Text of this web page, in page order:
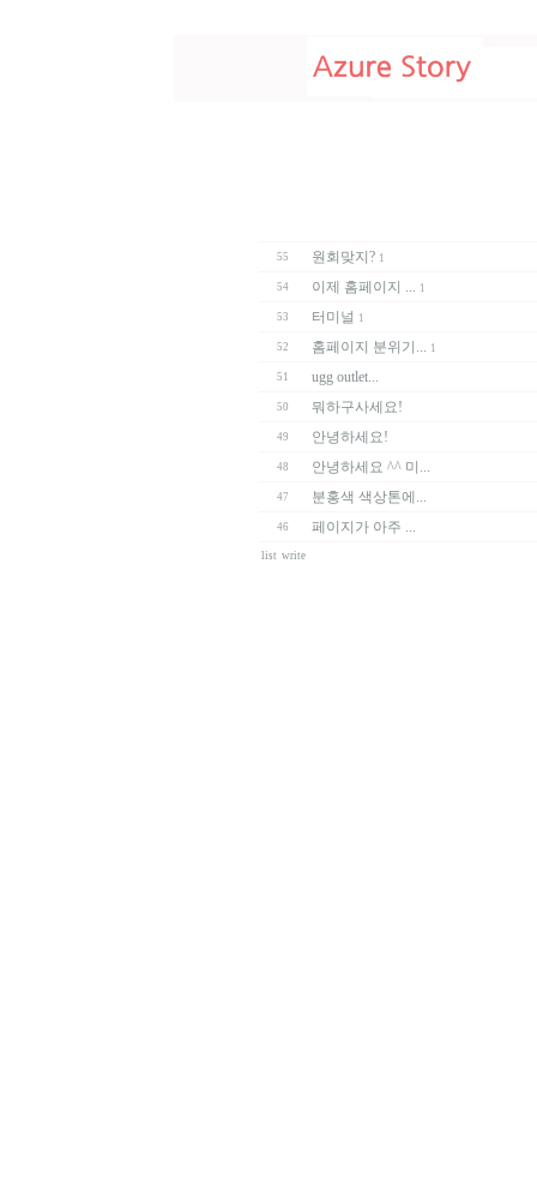
55 원회맞지? 1
54 이제 홈페이지 ... 1
53 터미널 1
52 홈페이지 분위기... 1
51 ugg outlet...
50 뭐하구사세요!
49 안녕하세요!
48 안녕하세요 ^^ 미...
47 분홍색 색상톤에...
46 페이지가 아주 ...
list write